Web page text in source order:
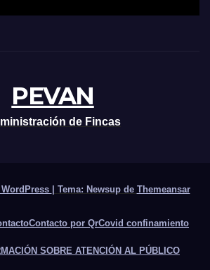
PEVAN
de Fincas
Tema: Newsup de Themeansar
Contacto por QrCovid confinamiento
SOBRE ATENCIÓN AL PÚBLICO